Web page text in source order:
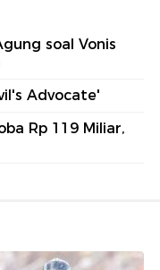
soal Vonis
Advocate'
Rp 119 Miliar,